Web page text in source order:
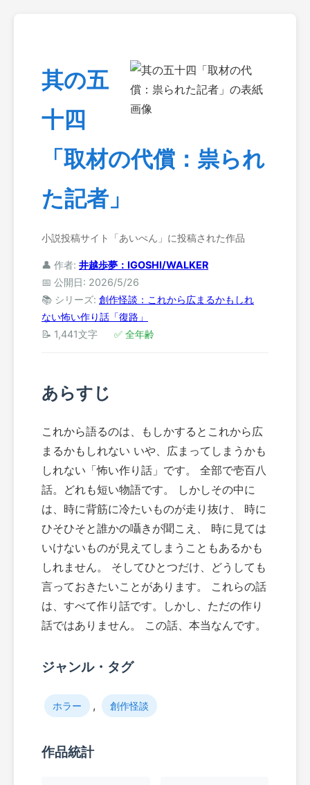
其の五
十四
「取材の代償：祟られ
た記者」
小説投稿サイト「あいぺん」に投稿された作品
👤 作者: 井越歩夢：IGOSHI/WALKER
📅 公開日: 2026/5/26
📚 シリーズ: 創作怪談：これから広まるかもしれ
ない怖い作り話「復路」
📝 1,441文字
✅ 全年齢
あらすじ
これから語るのは、もしかするとこれから広
まるかもしれない いや、広まってしまうかも
しれない「怖い作り話」です。 全部で壱百八
話。どれも短い物語です。 しかしその中に
は、時に背筋に冷たいものが走り抜け、 時に
ひそひそと誰かの囁きが聞こえ、 時に見ては
いけないものが見えてしまうこともあるかも
しれません。 そしてひとつだけ、どうしても
言っておきたいことがあります。 これらの話
は、すべて作り話です。しかし、ただの作り
話ではありません。 この話、本当なんです。
ジャンル・タグ
ホラー , 創作怪談
作品統計